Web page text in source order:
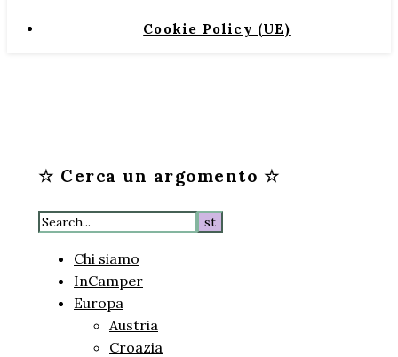
Cookie Policy (UE)
☆ Cerca un argomento ☆
Chi siamo
InCamper
Europa
Austria
Croazia